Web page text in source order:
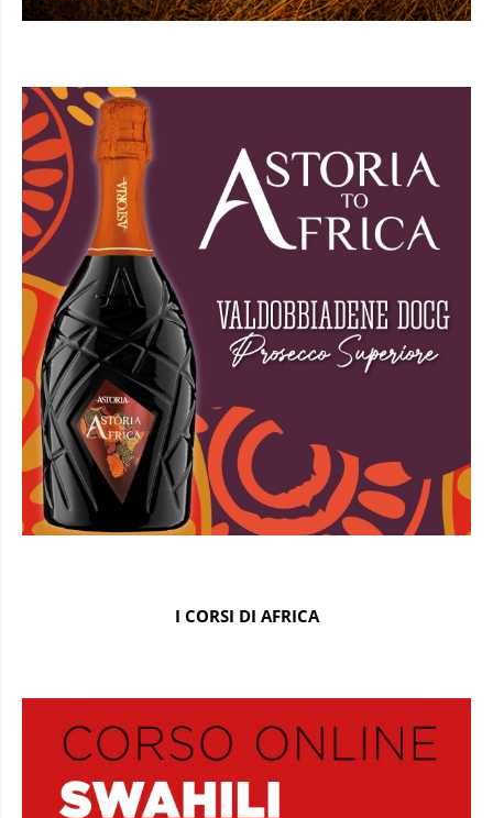
I CORSI DI AFRICA